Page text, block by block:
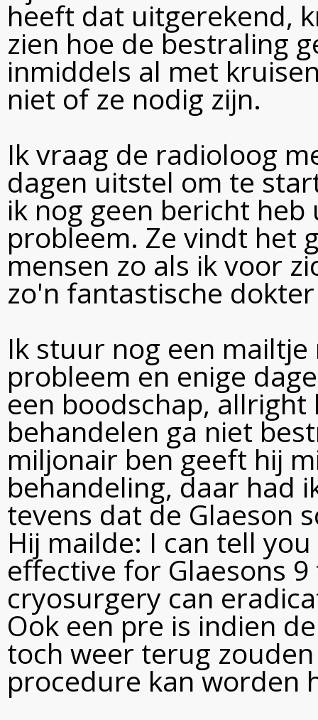
heeft dat uitgerekend,
zien hoe de bestraling
inmiddels al met
niet of ze nodig zijn.
Ik vraag de radioloog
dagen uitstel om te
ik nog geen bericht
probleem. Ze vindt het
mensen zo als ik voor
zo'n fantastische
Ik stuur nog een
probleem en enige
een boodschap, allright
behandelen ga niet
miljonair ben geeft hij
behandeling, daar had
tevens dat de Glaeson
Hij mailde: I can tell
effective for Glaesons
cryosurgery can
Ook een pre is indien
toch weer terug
procedure kan worden